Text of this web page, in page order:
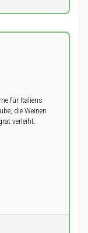
für Italiens
die Weinen
verleiht.